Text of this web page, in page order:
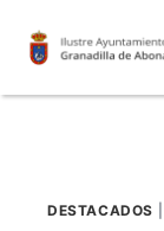
DESTACADOS